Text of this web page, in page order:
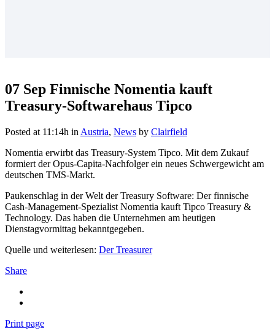
07 Sep Finnische Nomentia kauft
Treasury-Softwarehaus Tipco
Posted at 11:14h in Austria, News by Clairfield
Nomentia erwirbt das Treasury-System Tipco. Mit dem Zukauf
formiert der Opus-Capita-Nachfolger ein neues Schwergewicht am
deutschen TMS-Markt.
Paukenschlag in der Welt der Treasury Software: Der finnische
Cash-Management-Spezialist Nomentia kauft Tipco Treasury &
Technology. Das haben die Unternehmen am heutigen
Dienstagvormittag bekanntgegeben.
Quelle und weiterlesen: Der Treasurer
Share
Print page